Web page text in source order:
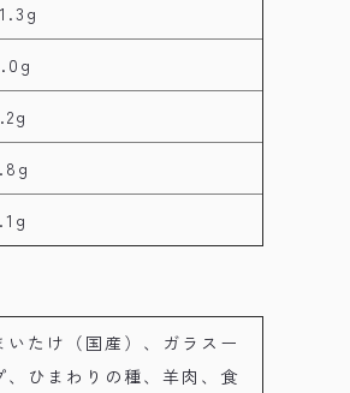
いたけ（国産）、ガラスー
、ひまわりの種、羊肉、食